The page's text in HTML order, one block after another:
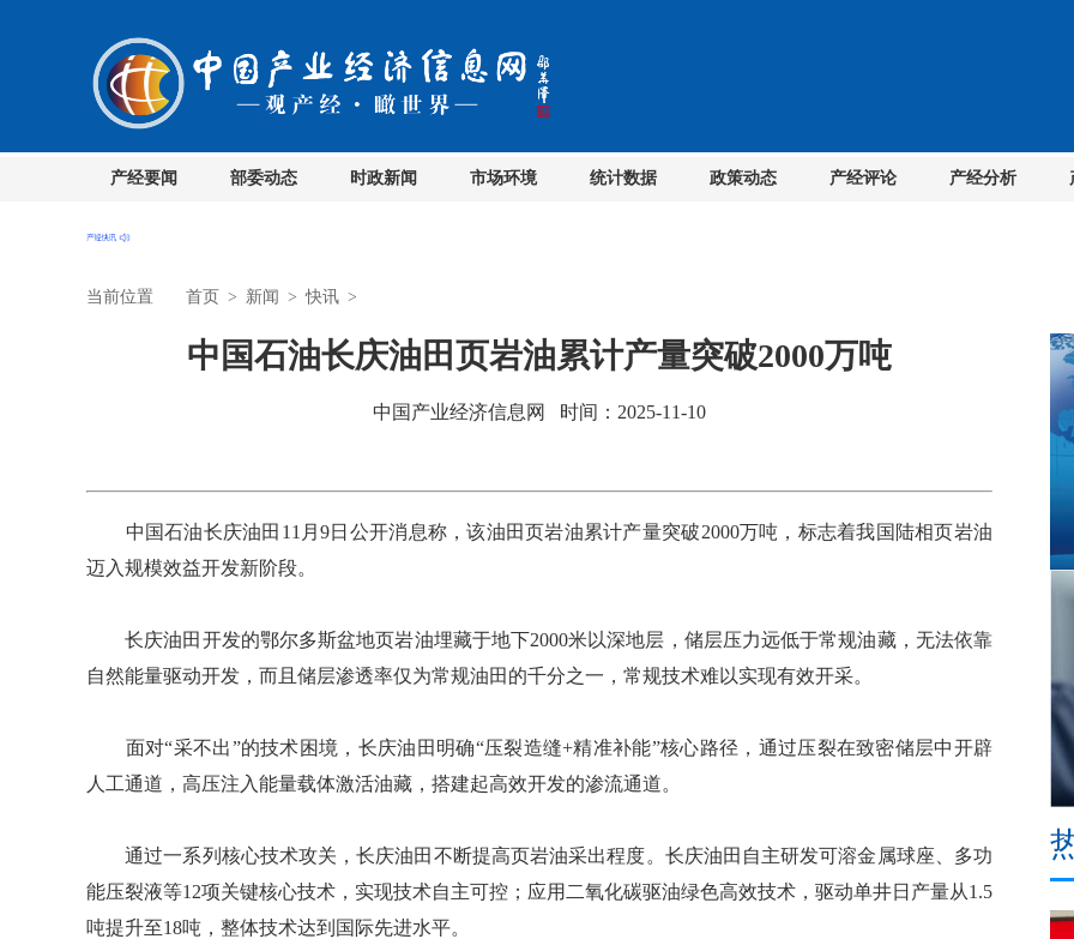
产经要闻 部委动态 时政新闻 市场环境 统计数据 政策动态 产经评论 产经分析
当前位置 首页 > 新闻 > 快讯 >
中国石油长庆油田页岩油累计产量突破2000万吨
中国产业经济信息网 时间：2025-11-10
中国石油长庆油田11月9日公开消息称，该油田页岩油累计产量突破2000万吨，标志着我国陆相页岩油
迈入规模效益开发新阶段。
长庆油田开发的鄂尔多斯盆地页岩油埋藏于地下2000米以深地层，储层压力远低于常规油藏，无法依靠
自然能量驱动开发，而且储层渗透率仅为常规油田的千分之一，常规技术难以实现有效开采。
面对“采不出”的技术困境，长庆油田明确“压裂造缝+精准补能”核心路径，通过压裂在致密储层中开辟
人工通道，高压注入能量载体激活油藏，搭建起高效开发的渗流通道。
通过一系列核心技术攻关，长庆油田不断提高页岩油采出程度。长庆油田自主研发可溶金属球座、多功
能压裂液等12项关键核心技术，实现技术自主可控；应用二氧化碳驱油绿色高效技术，驱动单井日产量从1.5
吨提升至18吨，整体技术达到国际先进水平。